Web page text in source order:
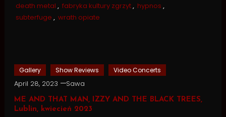
death metal , fabryka kultury zgrzyt, hypnos ,
subterfuge , wrath opiate
Gallery Show Reviews Video Concerts
April 28, 2023 Sawa
ME AND THAT MAN, IZZY AND THE BLACK TREES,
Lublin, kwiecień 2023